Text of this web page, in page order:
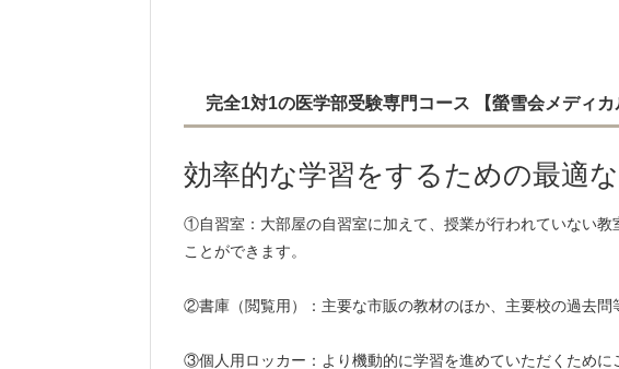
完全1対1の医学部受験専門コース 【螢雪会メディ
効率的な学習をするための最適
①自習室：大部屋の自習室に加えて、授業が行われていない教
ことができます。
②書庫（閲覧用）：主要な市販の教材のほか、主要校の過去問
③個人用ロッカー：より機動的に学習を進めていただくために